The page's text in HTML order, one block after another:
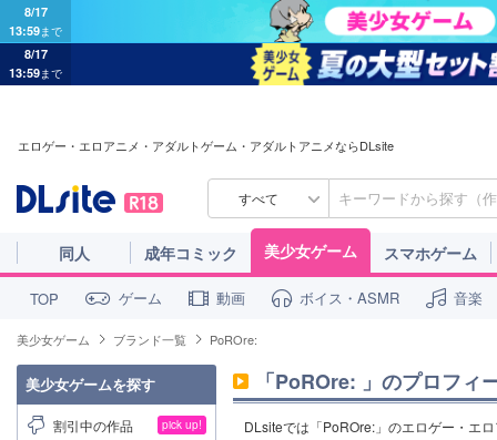
8/17
13:59まで
8/17
13:59まで
エロゲー・エロアニメ・アダルトゲーム・アダルトアニメならDLsite
すべて
同人 成年コミック 美少女ゲーム スマホゲーム
TOP ゲーム 動画 ボイス・ASMR 音楽
美少女ゲーム ブランド一覧 PoROre:
「PoROre: 」のプロフィ
DLsiteでは「PoROre:」のエロゲー・エ
美少女ゲームを探す
割引中の作品 pick up!